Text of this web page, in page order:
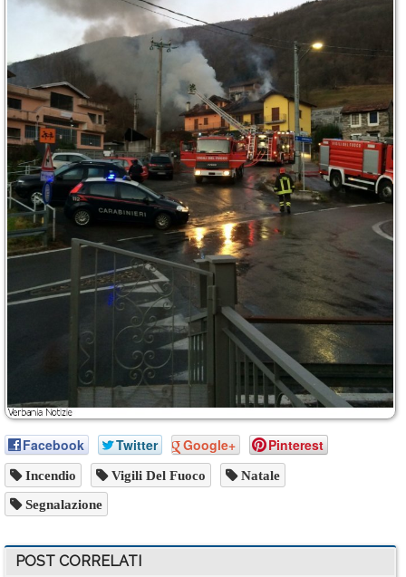
Facebook Twitter Google+ Pinterest
Incendio Vigili Del Fuoco Natale
Segnalazione
POST CORRELATI